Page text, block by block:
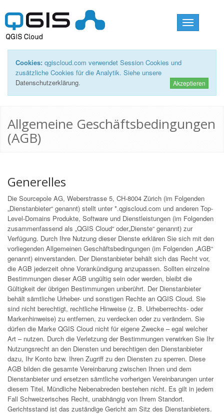
Toggle
navigation
Cookies: qgiscloud.com verwendet Session Cookies und
zusätzliche Cookies für die Analytik. Siehe unsere
Datenschutzerklärung. Akzeptieren
Allgemeine Geschäftsbedingungen
(AGB)
Generelles
Die Sourcepole AG, Weberstrasse 5, CH-8004 Zürich (im Folgenden
„Dienstanbieter“ genannt) stellt unter *.qgiscloud.com und anderen Top-
Level-Domains Produkte, Software und Dienstleistungen (im Folgenden
zusammenfassend als „QGIS Cloud“ oder„Dienste“ genannt) zur
Verfügung. Durch Ihre Nutzung dieser Dienste erklären Sie sich mit den
vorliegenden Allgemeinen Geschäftsbedingungen (im Folgenden „AGB“
genannt) einverstanden. Der Dienstanbieter behält sich das Recht vor,
die AGB jederzeit ohne Vorankündigung anzupassen. Sollten einzelne
Bestimmungen dieser AGB ungültig sein oder werden, bleibt die
Gültigkeit der übrigen Bestimmungen unberührt. Der Dienstanbieter
behält sämtliche Urheber- und sonstigen Rechte an QGIS Cloud. Sie
sind nicht berechtigt, rechtliche Hinweise (z. B. Urheberrechts- oder
Markenhinweise) zu entfernen, zu verdecken oder zu verändern. Sie
dürfen die Marke QGIS Cloud nicht für eigene Zwecke – egal welcher
Art – nutzen. Durch die Verletzung der Bestimmungen verwirken Sie Ihr
Nutzungsrecht an den Diensten und berechtigen den Dienstanbieter
dazu, Ihr Konto bzw. Ihren Zugriff zu den Diensten zu sperren. Diese
AGB bilden die gesamte Vereinbarung zwischen Ihnen und dem
Dienstanbieter und ersetzen sämtliche vorherigen Vereinbarungen unter
diesem Titel. Mündliche Nebenabreden bestehen nicht. Es gilt in jedem
Fall Schweizerisches Recht, unabhängig von Ihrem Standort.
Gerichtsstand ist das zuständige Gericht am Sitz des Dienstanbieters.